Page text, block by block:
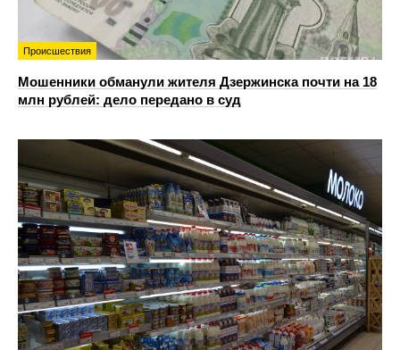
Происшествия
Мошенники обманули жителя Дзержинска почти на 18
млн рублей: дело передано в суд